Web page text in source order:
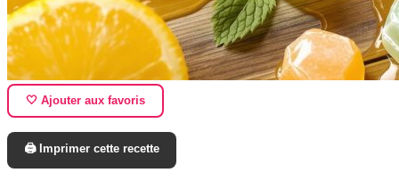
🤍 Ajouter aux favoris
🖨️ Imprimer cette recette